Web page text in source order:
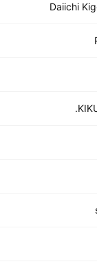
Daiichi